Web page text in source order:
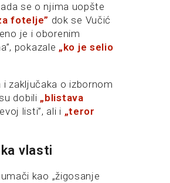
se o njima uopšte
fotelje” dok se Vučić
je i oborenim
pokazale „ko je selio
zaključaka o izbornom
dobili „blistava
listi”, ali i „teror
vlasti
kao „žigosanje